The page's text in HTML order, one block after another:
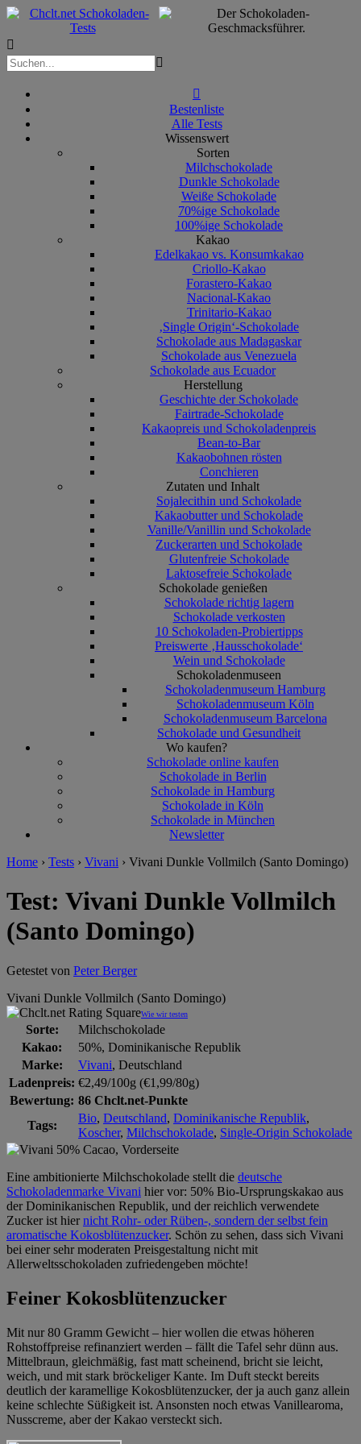



Bestenliste
Alle Tests
Wissenswert
Sorten
Milchschokolade
Dunkle Schokolade
Weiße Schokolade
70%ige Schokolade
100%ige Schokolade
Kakao
Edelkakao vs. Konsumkakao
Criollo-Kakao
Forastero-Kakao
Nacional-Kakao
Trinitario-Kakao
‚Single Origin‘-Schokolade
Schokolade aus Madagaskar
Schokolade aus Venezuela
Schokolade aus Ecuador
Herstellung
Geschichte der Schokolade
Fairtrade-Schokolade
Kakaopreis und Schokoladenpreis
Bean-to-Bar
Kakaobohnen rösten
Conchieren
Zutaten und Inhalt
Sojalecithin und Schokolade
Kakaobutter und Schokolade
Vanille/Vanillin und Schokolade
Zuckerarten und Schokolade
Glutenfreie Schokolade
Laktosefreie Schokolade
Schokolade genießen
Schokolade richtig lagern
Schokolade verkosten
10 Schokoladen-Probiertipps
Preiswerte ‚Hausschokolade‘
Wein und Schokolade
Schokoladenmuseen
Schokoladenmuseum Hamburg
Schokoladenmuseum Köln
Schokoladenmuseum Barcelona
Schokolade und Gesundheit
Wo kaufen?
Schokolade online kaufen
Schokolade in Berlin
Schokolade in Hamburg
Schokolade in Köln
Schokolade in München
Newsletter
Home › Tests › Vivani › Vivani Dunkle Vollmilch (Santo Domingo)
Test: Vivani Dunkle Vollmilch
(Santo Domingo)
Getestet von Peter Berger
Vivani Dunkle Vollmilch (Santo Domingo)
Wie wir testen
Sorte:
Milchschokolade
Kakao:
50%, Dominikanische Republik
Marke:
Vivani, Deutschland
Ladenpreis: €2,49/100g (€1,99/80g)
Bewertung: 86 Chclt.net-Punkte
Tags:
Bio, Deutschland, Dominikanische Republik,
Koscher, Milchschokolade, Single-Origin Schokolade
Eine ambitionierte Milchschokolade stellt die deutsche
Schokoladenmarke Vivani hier vor: 50% Bio-Ursprungskakao aus
der Dominikanischen Republik, und der reichlich verwendete
Zucker ist hiernicht Rohr- oder Rüben-, sondern der selbst fein
aromatische Kokosblütenzucker. Schön zu sehen, dass sich Vivani
bei einer sehr moderaten Preisgestaltung nicht mit
Allerweltsschokoladen zufriedengeben möchte!
Feiner Kokosblütenzucker
Mit nur 80 Gramm Gewicht – hier wollen die etwas höheren
Rohstoffpreise refinanziert werden – fällt die Tafel sehr dünn aus.
Mittelbraun, gleichmäßig, fast matt scheinend, bricht sie leicht,
weich, und mit stark bröckeliger Kante. Im Duft steckt bereits
deutlich der karamellige Kokosblütenzucker, der ja auch ganz allein
keine schlechte Süßigkeit ist. Ansonsten noch etwas Vanillearoma,
Nusscreme, aber der Kakao versteckt sich.